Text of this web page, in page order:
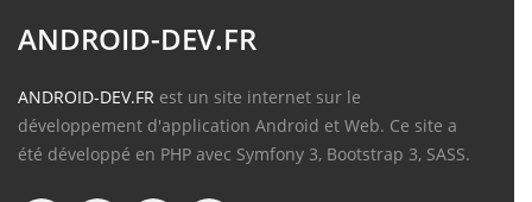
ANDROID-DEV.FR
ANDROID-DEV.FR est un site internet sur le
développement d'application Android et Web. Ce site a
été développé en PHP avec Symfony 3, Bootstrap 3, SASS.